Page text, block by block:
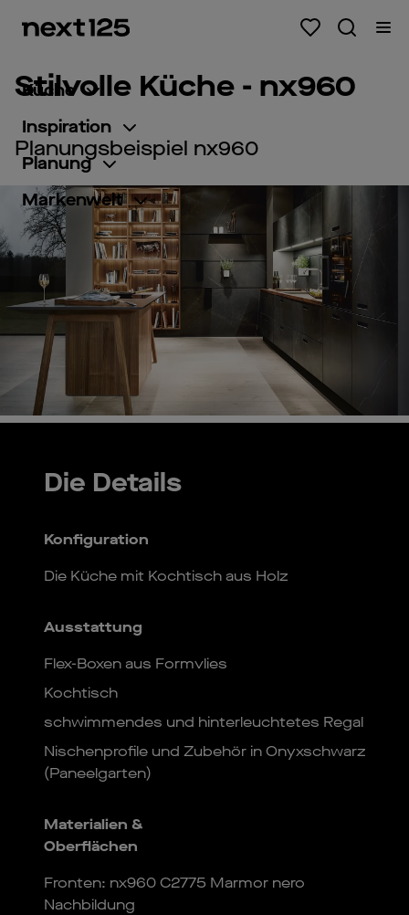
Küche
Inspiration
Planung
Markenwelt
Stilvolle Küche - nx960
Planungsbeispiel nx960
Die Details
Konfiguration
Die Küche mit Kochtisch aus Holz
Ausstattung
Flex-Boxen aus Formvlies
Kochtisch
schwimmendes und hinterleuchtetes Regal
Nischenprofile und Zubehör in Onyxschwarz
(Paneelgarten)
Materialien &
Oberflächen
Fronten: nx960 C2775 Marmor nero
Nachbildung